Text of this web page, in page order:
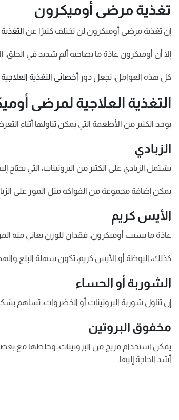
تغذية مرضى أوميكرون
إن تغذية مرضى أوميكرون لن تختلف كثيرًا عن
إلا أن أوميكرون عادًة ما يصاحبه ألم شديد في
كل هذه العوامل، تجعل دور أخصائي التغذية العلاجية
التغذية العلاجية لمرضى
يوجد الكثير من الأطعمة التي يمكن تناولها أثناء
الزبادي
يشتمل الزبادي على الكثير من البروتينات، التي
يمكن إضافة مجموعة من الفواكه مثل الموز على
الأيس كريم
عادًة ما يسبب أوميكرون، فقدان للوزن يعاني منه
كذلك، البوظة أو الأيس كريم، تكون سهلة البلع
الشوربة أو الحساء
إن تناول شوربة البروتينات أو الخضروات، تساهم
مخفوق البروتين
يمكن استخدام مزيج من البروتينات، وخلطها مع
أشد الحاجة إليها.